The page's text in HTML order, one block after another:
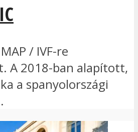
/ IVF-re
A 2018-ban alapított,
a spanyolországi